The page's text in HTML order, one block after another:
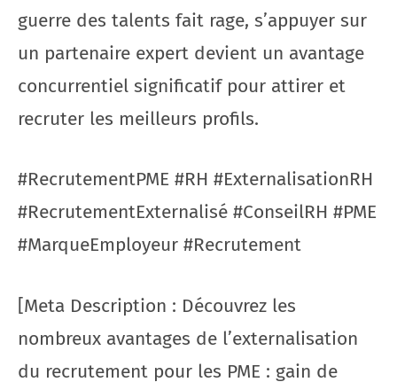
guerre des talents fait rage, s’appuyer sur
un partenaire expert devient un avantage
concurrentiel significatif pour attirer et
recruter les meilleurs profils.
#RecrutementPME #RH #ExternalisationRH
#RecrutementExternalisé #ConseilRH #PME
#MarqueEmployeur #Recrutement
[Meta Description : Découvrez les
nombreux avantages de l’externalisation
du recrutement pour les PME : gain de